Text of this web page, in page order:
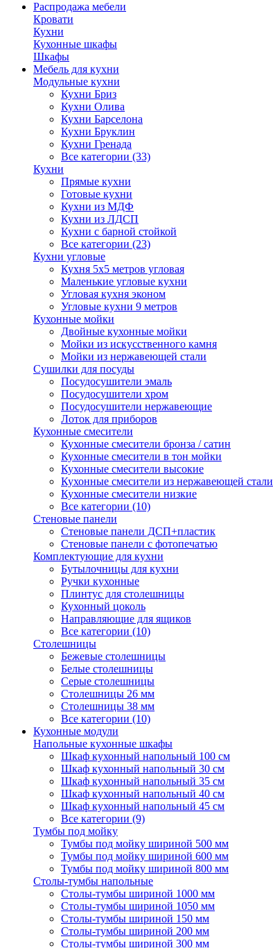
Распродажа мебели
Кровати
Кухни
Кухонные шкафы
Шкафы
Мебель для кухни
Модульные кухни
Кухни Бриз
Кухни Олива
Кухни Барселона
Кухни Бруклин
Кухни Гренада
Все категории (33)
Кухни
Прямые кухни
Готовые кухни
Кухни из МДФ
Кухни из ЛДСП
Кухни с барной стойкой
Все категории (23)
Кухни угловые
Кухня 5х5 метров угловая
Маленькие угловые кухни
Угловая кухня эконом
Угловые кухни 9 метров
Кухонные мойки
Двойные кухонные мойки
Мойки из искусственного камня
Мойки из нержавеющей стали
Сушилки для посуды
Посудосушители эмаль
Посудосушители хром
Посудосушители нержавеющие
Лоток для приборов
Кухонные смесители
Кухонные смесители бронза / сатин
Кухонные смесители в тон мойки
Кухонные смесители высокие
Кухонные смесители из нержавеющей стали
Кухонные смесители низкие
Все категории (10)
Стеновые панели
Стеновые панели ДСП+пластик
Стеновые панели с фотопечатью
Комплектующие для кухни
Бутылочницы для кухни
Ручки кухонные
Плинтус для столешницы
Кухонный цоколь
Направляющие для ящиков
Все категории (10)
Столешницы
Бежевые столешницы
Белые столешницы
Серые столешницы
Столешницы 26 мм
Столешницы 38 мм
Все категории (10)
Кухонные модули
Напольные кухонные шкафы
Шкаф кухонный напольный 100 см
Шкаф кухонный напольный 30 см
Шкаф кухонный напольный 35 см
Шкаф кухонный напольный 40 см
Шкаф кухонный напольный 45 см
Все категории (9)
Тумбы под мойку
Тумбы под мойку шириной 500 мм
Тумбы под мойку шириной 600 мм
Тумбы под мойку шириной 800 мм
Столы-тумбы напольные
Столы-тумбы шириной 1000 мм
Столы-тумбы шириной 1050 мм
Столы-тумбы шириной 150 мм
Столы-тумбы шириной 200 мм
Столы-тумбы шириной 300 мм